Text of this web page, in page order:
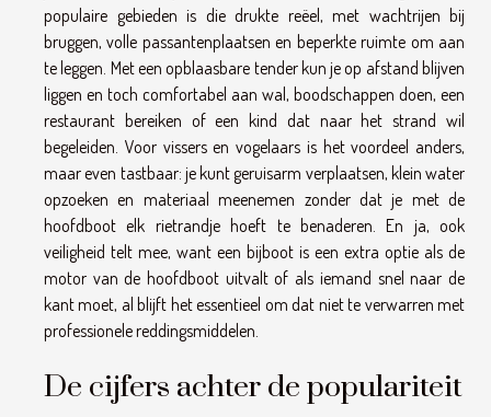
populaire gebieden is die drukte reëel, met wachtrijen bij
bruggen, volle passantenplaatsen en beperkte ruimte om aan
te leggen. Met een opblaasbare tender kun je op afstand blijven
liggen en toch comfortabel aan wal, boodschappen doen, een
restaurant bereiken of een kind dat naar het strand wil
begeleiden. Voor vissers en vogelaars is het voordeel anders,
maar even tastbaar: je kunt geruisarm verplaatsen, klein water
opzoeken en materiaal meenemen zonder dat je met de
hoofdboot elk rietrandje hoeft te benaderen. En ja, ook
veiligheid telt mee, want een bijboot is een extra optie als de
motor van de hoofdboot uitvalt of als iemand snel naar de
kant moet, al blijft het essentieel om dat niet te verwarren met
professionele reddingsmiddelen.
De cijfers achter de populariteit